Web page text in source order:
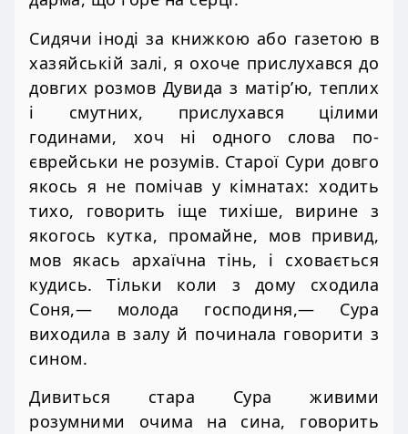
Сидячи іноді за книжкою або газетою в
хазяйській залі, я охоче прислухався до
довгих розмов Дувида з матір’ю, теплих
і смутних, прислухався цілими
годинами, хоч ні одного слова по-
єврейськи не розумів. Старої Сури довго
якось я не помічав у кімнатах: ходить
тихо, говорить іще тихіше, вирине з
якогось кутка, промайне, мов привид,
мов якась архаїчна тінь, і сховається
кудись. Тільки коли з дому сходила
Соня,— молода господиня,— Сура
виходила в залу й починала говорити з
сином.
Дивиться стара Сура живими
розумними очима на сина, говорить